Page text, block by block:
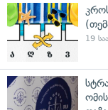
19